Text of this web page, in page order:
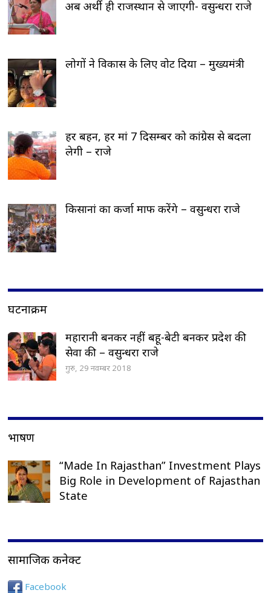
अब अर्थी ही राजस्थान से जाएगी- वसुन्धरा राजे
लोगों ने विकास के लिए वोट दिया – मुख्यमंत्री
हर बहन, हर मां 7 दिसम्बर को कांग्रेस से बदला
लेगी – राजे
किसानां का कर्जा माफ करेंगे – वसुन्धरा राजे
घटनाक्रम
महारानी बनकर नहीं बहू-बेटी बनकर प्रदेश की
सेवा की – वसुन्धरा राजे
गुरु, 29 नवम्बर 2018
भाषण
“Made In Rajasthan” Investment Plays
Big Role in Development of Rajasthan
State
सामाजिक कनेक्ट
Facebook